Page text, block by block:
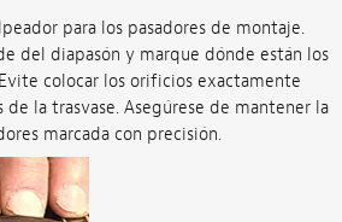
para los pasadores de montaje.
del diapasón y marque dónde están los
colocar los orificios exactamente
de la trasvase. Asegúrese de mantener la
marcada con precisión.